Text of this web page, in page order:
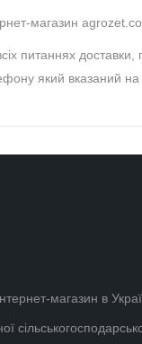
магазин
питаннях
який вказаний на
магазин в